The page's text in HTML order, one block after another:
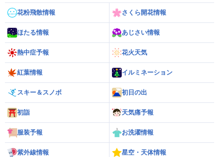
花粉飛散情報 さくら開花情報
ほたる情報 あじさい情報
熱中症予報 花火天気
紅葉情報 イルミネーション
スキー＆スノボ 初日の出
初詣 天気痛予報
服装予報 お洗濯情報
紫外線情報 星空・天体情報